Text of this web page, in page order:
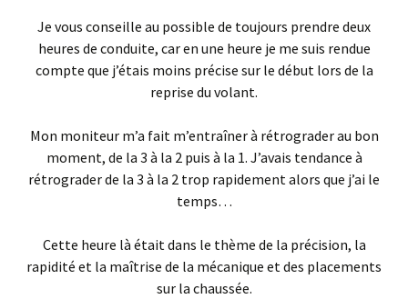
Je vous conseille au possible de toujours prendre deux
heures de conduite, car en une heure je me suis rendue
compte que j’étais moins précise sur le début lors de la
reprise du volant.
Mon moniteur m’a fait m’entraîner à rétrograder au bon
moment, de la 3 à la 2 puis à la 1. J’avais tendance à
rétrograder de la 3 à la 2 trop rapidement alors que j’ai le
temps…
Cette heure là était dans le thème de la précision, la
rapidité et la maîtrise de la mécanique et des placements
sur la chaussée.